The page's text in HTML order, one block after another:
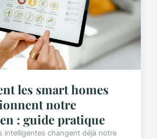
les smart homes
notre
: guide pratique
intelligentes changent déjà notre